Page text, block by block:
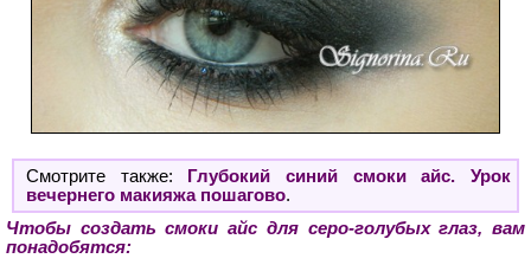
Смотрите также:
Глубокий синий смоки айс. Урок
вечернего макияжа пошагово.
Чтобы создать смоки айс для серо-голубых глаз, вам
понадобятся: